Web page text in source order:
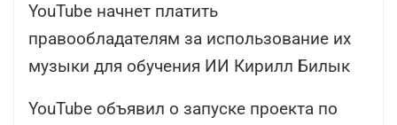
YouTube начнет платить
правообладателям за использование их
музыки для обучения ИИ Кирилл Билык
YouTube объявил о запуске проекта по